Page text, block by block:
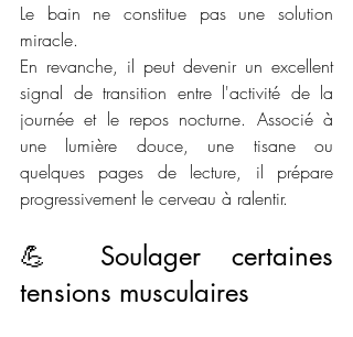
Le bain ne constitue pas une solution
miracle.
En revanche, il peut devenir un excellent
signal de transition entre l'activité de la
journée et le repos nocturne. Associé à
une lumière douce, une tisane ou
quelques pages de lecture, il prépare
progressivement le cerveau à ralentir.
💪 Soulager certaines
tensions musculaires